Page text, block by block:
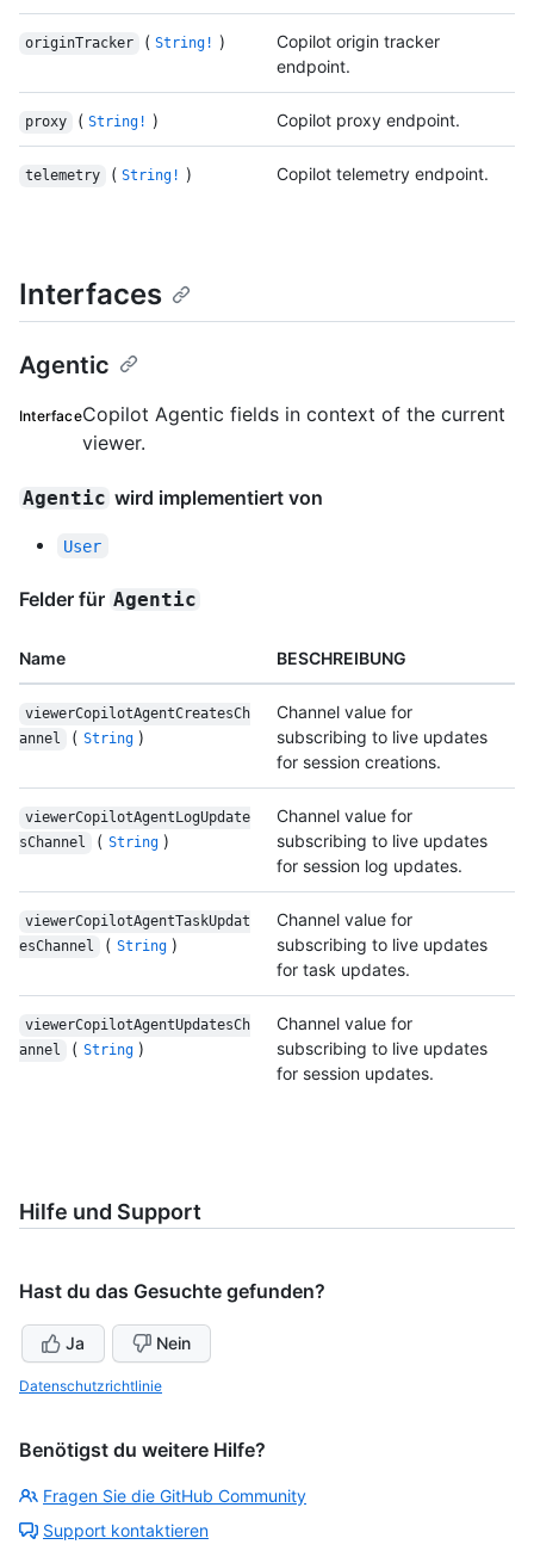
originTracker ( String! )
Copilot origin tracker
endpoint.
proxy ( String! ) Copilot proxy endpoint.
telemetry ( String! ) Copilot telemetry endpoint.
Interfaces
Agentic
InterfaceCopilot Agentic fields in context of the current
viewer.
Agentic wird implementiert von
User
Felder für Agentic
Name BESCHREIBUNG
viewerCopilotAgentCreatesCh
annel
( String )
Channel value for
subscribing to live updates
for session creations.
viewerCopilotAgentLogUpdate
sChannel
( String )
Channel value for
subscribing to live updates
for session log updates.
viewerCopilotAgentTaskUpdat
esChannel
( String )
Channel value for
subscribing to live updates
for task updates.
viewerCopilotAgentUpdatesCh
annel
( String )
Channel value for
subscribing to live updates
for session updates.
Hilfe und Support
Hast du das Gesuchte gefunden?
Ja Nein
Datenschutzrichtlinie
Benötigst du weitere Hilfe?
Fragen Sie die GitHub Community
Support kontaktieren